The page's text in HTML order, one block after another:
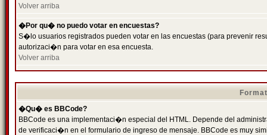
Volver arriba
�Por qu� no puedo votar en encuestas?
S�lo usuarios registrados pueden votar en las encuestas (para prevenir
autorizaci�n para votar en esa encuesta.
Volver arriba
�Qu� es BBCode?
BBCode es una implementaci�n especial del HTML. Depende del
de verificaci�n en el formulario de ingreso de mensaje. BBCode es muy